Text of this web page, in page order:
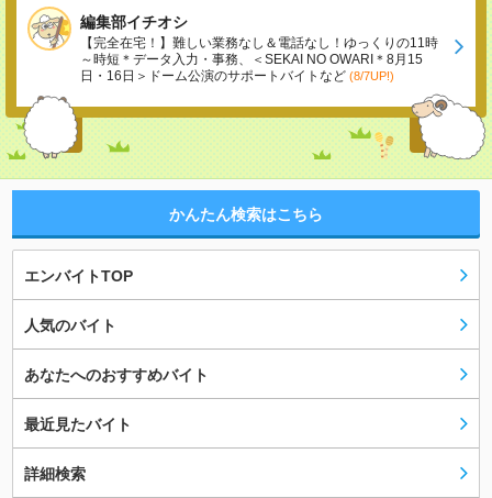
編集部イチオシ
【完全在宅！】難しい業務なし＆電話なし！ゆっくりの11時
～時短＊データ入力・事務、＜SEKAI NO OWARI＊8月15
日・16日＞ドーム公演のサポートバイトなど (8/7UP!)
かんたん検索はこちら
エンバイトTOP
人気のバイト
あなたへのおすすめバイト
最近見たバイト
詳細検索